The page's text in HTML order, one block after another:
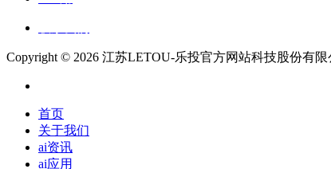
Copyright © 2026 江苏LETOU-乐投官方网站科技股份有限
首页
关于我们
ai资讯
ai应用